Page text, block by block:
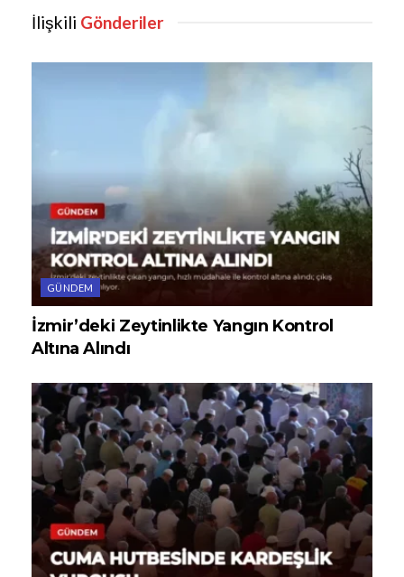
İlişkili Gönderiler
GÜNDEM
İzmir’deki Zeytinlikte Yangın Kontrol
Altına Alındı